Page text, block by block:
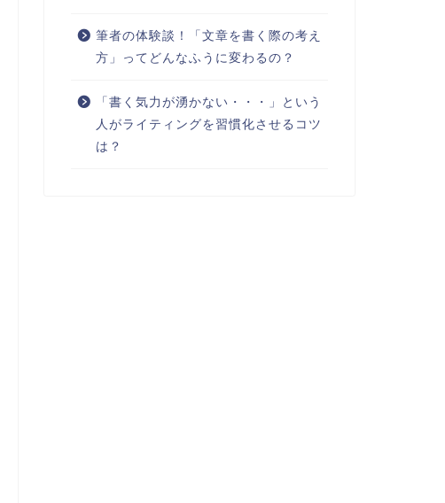
筆者の体験談！「文章を書く際の考え
方」ってどんなふうに変わるの？
「書く気力が湧かない・・・」という
人がライティングを習慣化させるコツ
は？